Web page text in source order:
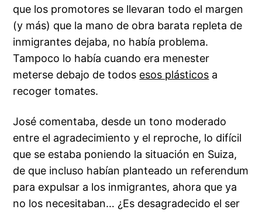
que los promotores se llevaran todo el margen
(y más) que la mano de obra barata repleta de
inmigrantes dejaba, no había problema.
Tampoco lo había cuando era menester
meterse debajo de todos esos plásticos a
recoger tomates.
José comentaba, desde un tono moderado
entre el agradecimiento y el reproche, lo difícil
que se estaba poniendo la situación en Suiza,
de que incluso habían planteado un referendum
para expulsar a los inmigrantes, ahora que ya
no los necesitaban… ¿Es desagradecido el ser